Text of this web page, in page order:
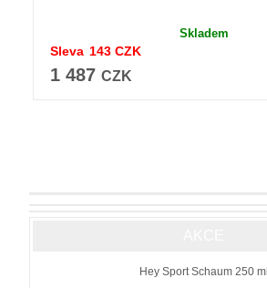
Skladem
1 487 CZK
Sleva 143 CZK
Hey Sport Schaum 250 ml